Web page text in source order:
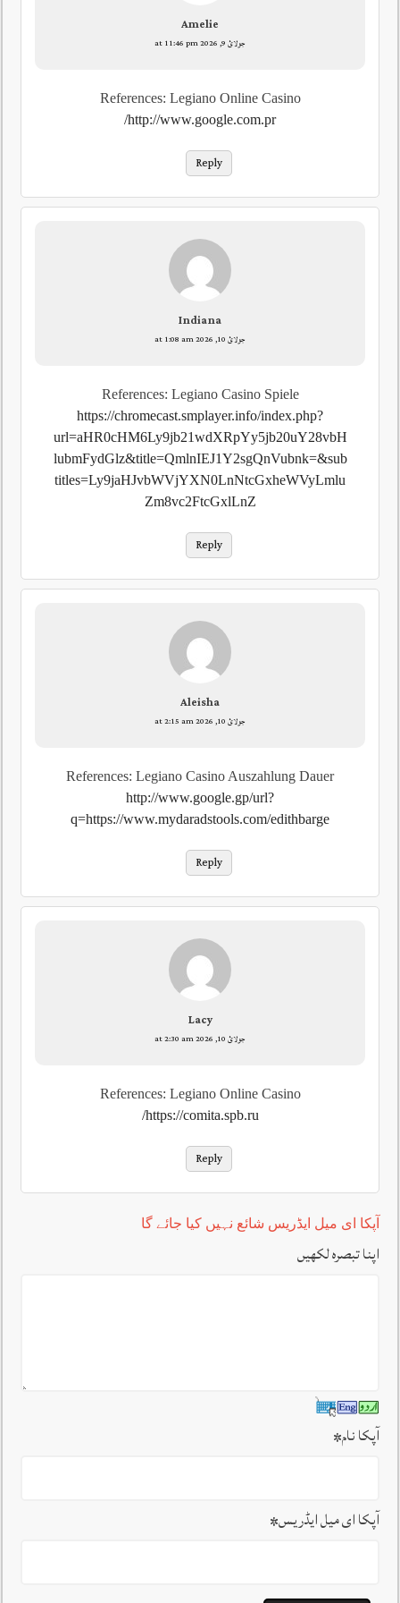
Amelie
جولائ 9, 2026 at 11:46 pm
References: Legiano Online Casino
http://www.google.com.pr/
Reply
Indiana
جولائ 10, 2026 at 1:08 am
References: Legiano Casino Spiele
https://chromecast.smplayer.info/index.php?
url=aHR0cHM6Ly9jb21wdXRpYy5jb20uY28vbH
lubmFydGlz&title=QmlnIEJ1Y2sgQnVubnk=&sub
titles=Ly9jaHJvbWVjYXN0LnNtcGxheWVyLmlu
Zm8vc2FtcGxlLnZ
Reply
Aleisha
جولائ 10, 2026 at 2:15 am
References: Legiano Casino Auszahlung Dauer
http://www.google.gp/url?
q=https://www.mydaradstools.com/edithbarge
Reply
Lacy
جولائ 10, 2026 at 2:30 am
References: Legiano Online Casino
https://comita.spb.ru/
Reply
آپکا ای میل ایڈریس شائع نہیں کیا جائے گا
اپنا تبصرہ لکھیں
آپکا نام*
آپکا ای میل ایڈریس*